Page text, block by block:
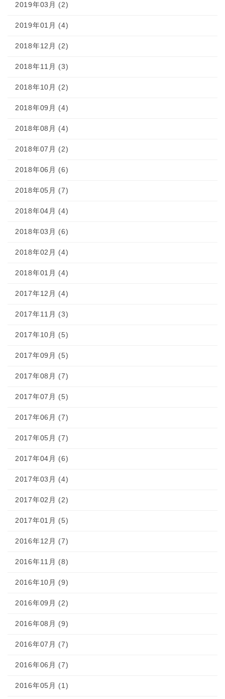
2019年03月 (2)
2019年01月 (4)
2018年12月 (2)
2018年11月 (3)
2018年10月 (2)
2018年09月 (4)
2018年08月 (4)
2018年07月 (2)
2018年06月 (6)
2018年05月 (7)
2018年04月 (4)
2018年03月 (6)
2018年02月 (4)
2018年01月 (4)
2017年12月 (4)
2017年11月 (3)
2017年10月 (5)
2017年09月 (5)
2017年08月 (7)
2017年07月 (5)
2017年06月 (7)
2017年05月 (7)
2017年04月 (6)
2017年03月 (4)
2017年02月 (2)
2017年01月 (5)
2016年12月 (7)
2016年11月 (8)
2016年10月 (9)
2016年09月 (2)
2016年08月 (9)
2016年07月 (7)
2016年06月 (7)
2016年05月 (1)